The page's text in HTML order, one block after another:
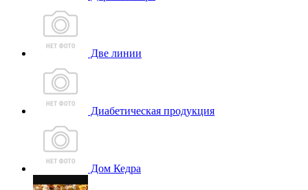
Две линии
Диабетическая продукция
Дом Кедра